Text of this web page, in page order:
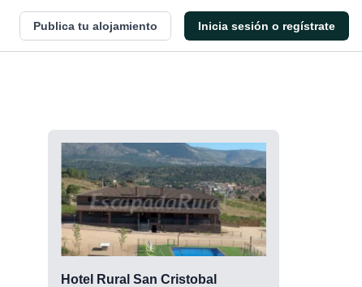
Publica tu alojamiento Inicia sesión o regístrate
Hotel Rural San Cristobal